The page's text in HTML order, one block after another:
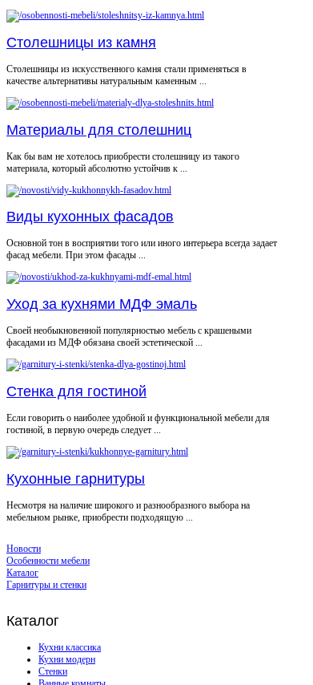
Столешницы из камня
Столешницы из искусственного камня стали применяться в
качестве альтернативы натуральным каменным ...
Материалы для столешниц
Как бы вам не хотелось приобрести столешницу из такого
материала, который абсолютно устойчив к ...
Виды кухонных фасадов
Основной тон в восприятии того или иного интерьера всегда задает
фасад мебели. При этом фасады ...
Уход за кухнями МДФ эмаль
Своей необыкновенной популярностью мебель с крашеными
фасадами из МДФ обязана своей эстетической ...
Стенка для гостиной
Если говорить о наиболее удобной и функциональной мебели для
гостиной, в первую очередь следует ...
Кухонные гарнитуры
Несмотря на наличие широкого и разнообразного выбора на
мебельном рынке, приобрести подходящую ...
Новости
Особенности мебели
Каталог
Гарнитуры и стенки
Каталог
Кухни классика
Кухни модерн
Стенки